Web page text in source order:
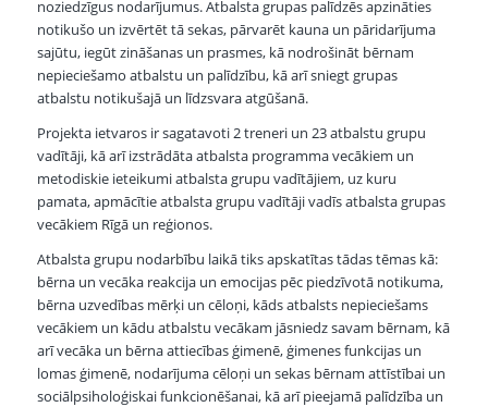
noziedzīgus nodarījumus. Atbalsta grupas palīdzēs apzināties
notikušo un izvērtēt tā sekas, pārvarēt kauna un pāridarījuma
sajūtu, iegūt zināšanas un prasmes, kā nodrošināt bērnam
nepieciešamo atbalstu un palīdzību, kā arī sniegt grupas
atbalstu notikušajā un līdzsvara atgūšanā.
Projekta ietvaros ir sagatavoti 2 treneri un 23 atbalstu grupu
vadītāji, kā arī izstrādāta atbalsta programma vecākiem un
metodiskie ieteikumi atbalsta grupu vadītājiem, uz kuru
pamata, apmācītie atbalsta grupu vadītāji vadīs atbalsta grupas
vecākiem Rīgā un reģionos.
Atbalsta grupu nodarbību laikā tiks apskatītas tādas tēmas kā:
bērna un vecāka reakcija un emocijas pēc piedzīvotā notikuma,
bērna uzvedības mērķi un cēloņi, kāds atbalsts nepieciešams
vecākiem un kādu atbalstu vecākam jāsniedz savam bērnam, kā
arī vecāka un bērna attiecības ģimenē, ģimenes funkcijas un
lomas ģimenē, nodarījuma cēloņi un sekas bērnam attīstībai un
sociālpsiholoģiskai funkcionēšanai, kā arī pieejamā palīdzība un